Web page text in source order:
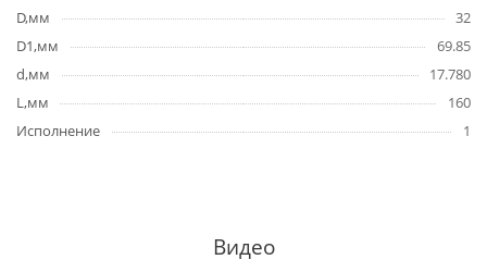
D,мм
32
D1,мм
69.85
d,мм
17.780
L,мм
160
Исполнение
1
Видео